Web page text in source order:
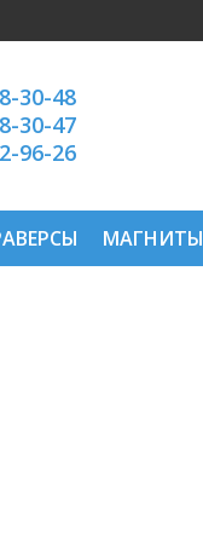
30-48
30-47
96-26
МАГНИТЫ